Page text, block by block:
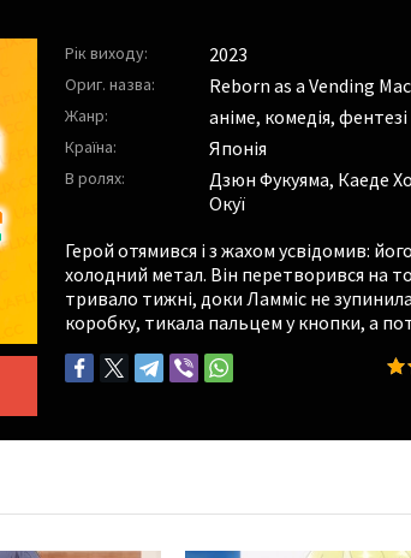
Рік виходу: 2023
Ориг. назва: Reborn as a Vending
Жанр: аніме, комедія, фентезі
Країна: Японія
В ролях: Дзюн Фукуяма, Каеде
Окуї
Герой отямився і з жахом усвідомив:
холодний метал. Він перетворився на
тривало тижні, доки Ламміс не
коробку, тикала пальцем у кнопки, а